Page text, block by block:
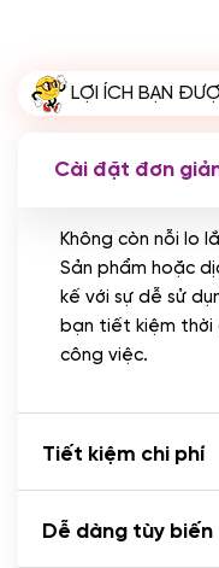
(+200.000
CÀI ĐẶT
Cài đặt
(+100.000
Cài plugin
LỢI ÍCH BẠN
Cài đặt đơn
Không còn nỗi lo
Sản phẩm hoặc
kế với sự dễ sử
bạn tiết kiệm thời
công việc.
Tiết kiệm chi phí
Dễ dàng tùy biến